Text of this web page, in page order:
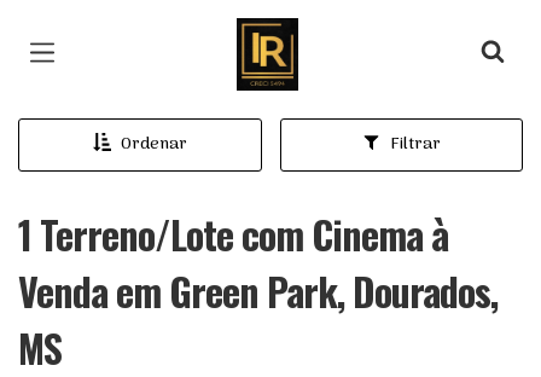
Página inicial
Ordenar Filtrar
1 Terreno/Lote com Cinema à
Venda em Green Park, Dourados,
MS